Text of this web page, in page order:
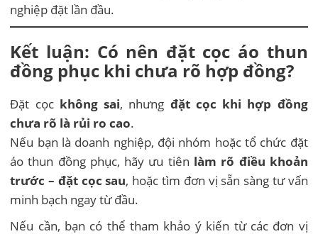
nghiệp đặt lần đầu.
Kết luận: Có nên đặt cọc áo thun
đồng phục khi chưa rõ hợp đồng?
Đặt cọc không sai, nhưng đặt cọc khi hợp đồng
chưa rõ là rủi ro cao.
Nếu bạn là doanh nghiệp, đội nhóm hoặc tổ chức đặt
áo thun đồng phục, hãy ưu tiên làm rõ điều khoản
trước – đặt cọc sau, hoặc tìm đơn vị sẵn sàng tư vấn
minh bạch ngay từ đầu.
Nếu cần, bạn có thể tham khảo ý kiến từ các đơn vị